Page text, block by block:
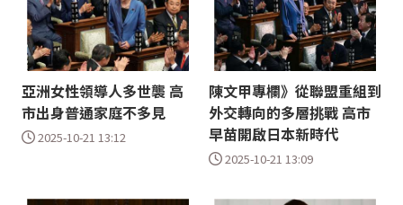
亞洲女性領導人多世襲 高
市出身普通家庭不多見
2025-10-21 13:12
陳文甲專欄》從聯盟重組到
外交轉向的多層挑戰 高市
早苗開啟日本新時代
2025-10-21 13:09